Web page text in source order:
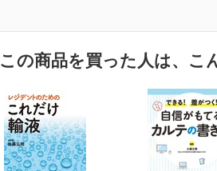
この商品を買った人は、こ